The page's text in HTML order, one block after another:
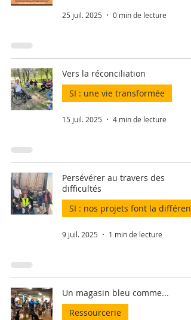
25 juil. 2025 0 min de lecture
Vers la réconciliation
SI : une vie transformée
15 juil. 2025 4 min de lecture
Persévérer au travers des
difficultés
SI : nos projets font la
9 juil. 2025 1 min de lecture
Un magasin bleu comme...
Ressourcerie